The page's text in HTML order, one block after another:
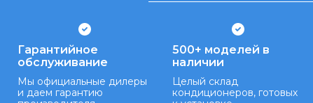
Гарантийное
обслуживание
Мы официальные дилеры
и даем гарантию
500+ моделей в
наличии
Целый склад
кондиционеров, готовых